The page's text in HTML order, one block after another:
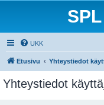
UKK
Etusivu Yhteystiedot
Yhteystiedot